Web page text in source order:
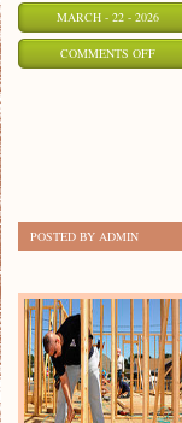
MARCH - 22 - 2026
COMMENTS OFFON
POSTED BY ADMIN